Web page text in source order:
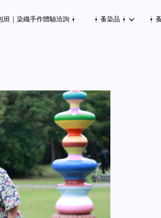
班｜染織手作體驗洽詢 ⍿ ⍿ 蚤染品 ⍿ ⍿
您的購物車目前